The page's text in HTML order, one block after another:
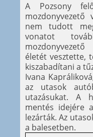
A Pozsony
mozdonyvezető
nem tudott
vonatot
életét vesztette,
kiszabadítani a
Ivana
az utasok
utazásukat. A
mentés idejére
lezárták. Az
a balesetben.